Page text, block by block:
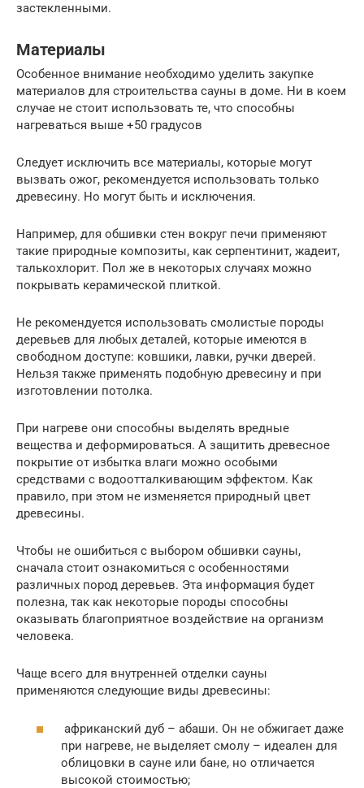
застекленными.
Материалы
Особенное внимание необходимо уделить закупке
материалов для строительства сауны в доме. Ни в коем
случае не стоит использовать те, что способны
нагреваться выше +50 градусов
Следует исключить все материалы, которые могут
вызвать ожог, рекомендуется использовать только
древесину. Но могут быть и исключения.
Например, для обшивки стен вокруг печи применяют
такие природные композиты, как серпентинит, жадеит,
талькохлорит. Пол же в некоторых случаях можно
покрывать керамической плиткой.
Не рекомендуется использовать смолистые породы
деревьев для любых деталей, которые имеются в
свободном доступе: ковшики, лавки, ручки дверей.
Нельзя также применять подобную древесину и при
изготовлении потолка.
При нагреве они способны выделять вредные
вещества и деформироваться. А защитить древесное
покрытие от избытка влаги можно особыми
средствами с водоотталкивающим эффектом. Как
правило, при этом не изменяется природный цвет
древесины.
Чтобы не ошибиться с выбором обшивки сауны,
сначала стоит ознакомиться с особенностями
различных пород деревьев. Эта информация будет
полезна, так как некоторые породы способны
оказывать благоприятное воздействие на организм
человека.
Чаще всего для внутренней отделки сауны
применяются следующие виды древесины:
африканский дуб – абаши. Он не обжигает даже
при нагреве, не выделяет смолу – идеален для
облицовки в сауне или бане, но отличается
высокой стоимостью;